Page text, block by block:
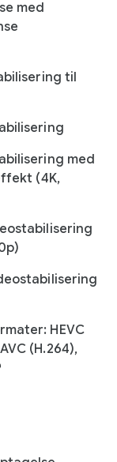
med
til
med
(4K,
HEVC
(H.264),